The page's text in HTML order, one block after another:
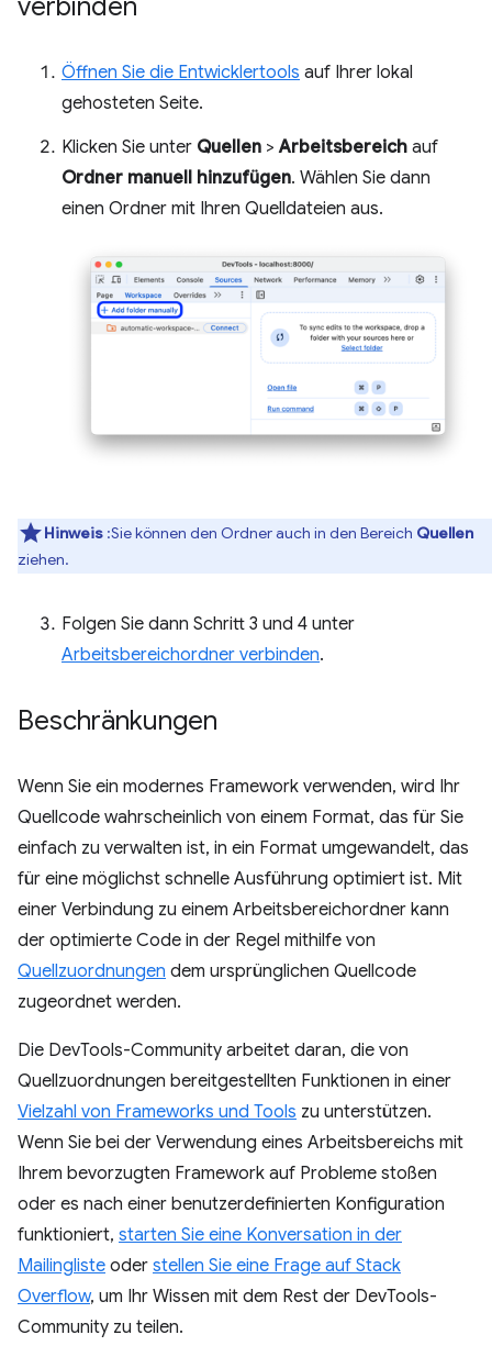
Öffnen Sie die Entwicklertools auf Ihrer lokal
gehosteten Seite.
Klicken Sie unter Quellen >Arbeitsbereich auf
Ordner manuell hinzufügen. Wählen Sie dann
einen Ordner mit Ihren Quelldateien aus.
Hinweis :Sie können den Ordner auch in den Bereich Quellen
ziehen.
Folgen Sie dann Schritt 3 und 4 unter
Arbeitsbereichordner verbinden.
Beschränkungen
Wenn Sie ein modernes Framework verwenden, wird Ihr
Quellcode wahrscheinlich von einem Format, das für Sie
einfach zu verwalten ist, in ein Format umgewandelt, das
für eine möglichst schnelle Ausführung optimiert ist. Mit
einer Verbindung zu einem Arbeitsbereichordner kann
der optimierte Code in der Regel mithilfe von
Quellzuordnungen dem ursprünglichen Quellcode
zugeordnet werden.
Die DevTools-Community arbeitet daran, die von
Quellzuordnungen bereitgestellten Funktionen in einer
Vielzahl von Frameworks und Tools zu unterstützen.
Wenn Sie bei der Verwendung eines Arbeitsbereichs mit
Ihrem bevorzugten Framework auf Probleme stoßen
oder es nach einer benutzerdefinierten Konfiguration
funktioniert, starten Sie eine Konversation in der
Mailingliste oder stellen Sie eine Frage auf Stack
Overflow, um Ihr Wissen mit dem Rest der DevTools-
Community zu teilen.